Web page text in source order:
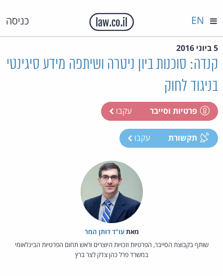
כניסה EN
5 ביוני 2016
קנדה: סוכנות ביון ניטרה ושיתפה מידע סיגינטי
בניגוד לחוק
פרטיות וסייבר עקבו
תקשורת עקבו
מאת‏עו"ד דותן המר
שותף בקבוצת הסייבר, הפרטיות וזכויות היוצרים וראש תחום הפרטיות הבינלאומי
במשרד פרל כהן צדק לצר ברץ